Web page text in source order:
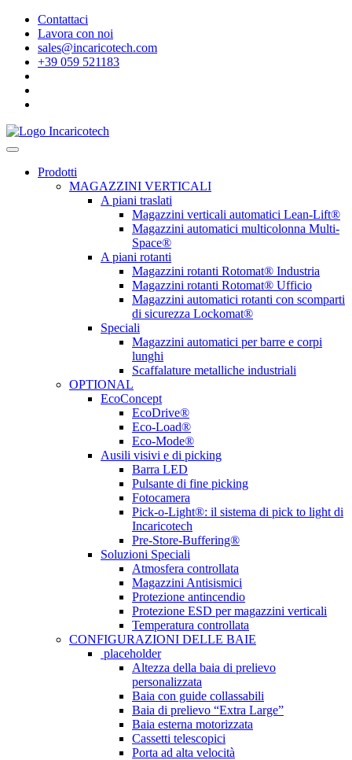
Contattaci
Lavora con noi
sales@incaricotech.com
+39 059 521183
Prodotti
MAGAZZINI VERTICALI
A piani traslati
Magazzini verticali automatici Lean-Lift®
Magazzini automatici multicolonna Multi-
Space®
A piani rotanti
Magazzini rotanti Rotomat® Industria
Magazzini rotanti Rotomat® Ufficio
Magazzini automatici rotanti con scomparti
di sicurezza Lockomat®
Speciali
Magazzini automatici per barre e corpi
lunghi
Scaffalature metalliche industriali
OPTIONAL
EcoConcept
EcoDrive®
Eco-Load®
Eco-Mode®
Ausili visivi e di picking
Barra LED
Pulsante di fine picking
Fotocamera
Pick-o-Light®: il sistema di pick to light di
Incaricotech
Pre-Store-Buffering®
Soluzioni Speciali
Atmosfera controllata
Magazzini Antisismici
Protezione antincendio
Protezione ESD per magazzini verticali
Temperatura controllata
CONFIGURAZIONI DELLE BAIE
placeholder
Altezza della baia di prelievo
personalizzata
Baia con guide collassabili
Baia di prelievo “Extra Large”
Baia esterna motorizzata
Cassetti telescopici
Porta ad alta velocità